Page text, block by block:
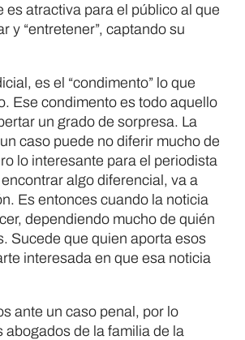
es atractiva para el público al que
y “entretener”, captando su
es el “condimento” lo que
Ese condimento es todo aquello
un grado de sorpresa. La
caso puede no diferir mucho de
lo interesante para el periodista
algo diferencial, va a
Es entonces cuando la noticia
dependiendo mucho de quién
Sucede que quien aporta esos
interesada en que esa noticia
ante un caso penal, por lo
abogados de la familia de la